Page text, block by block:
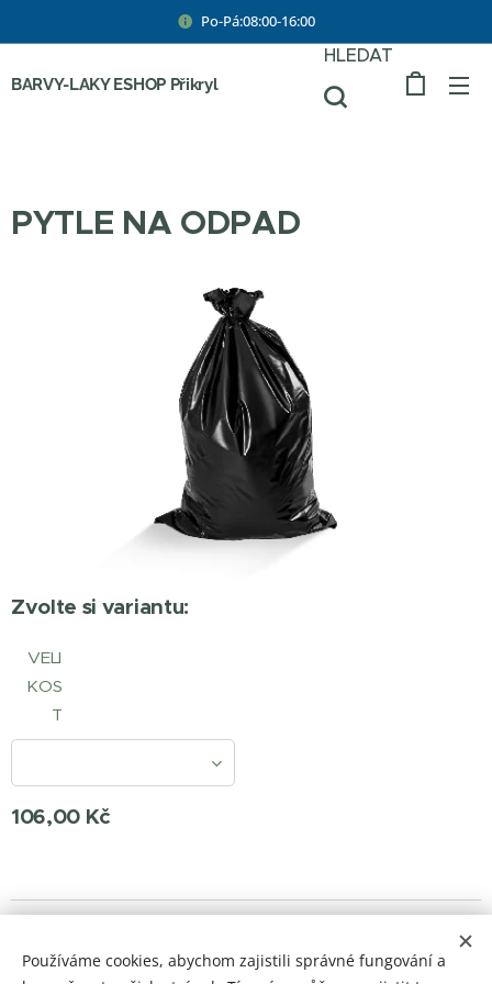
Po-Pá:08:00-16:00
BARVY-LAKY ESHOP Přikryl
HLEDAT
PYTLE NA ODPAD
Zvolte si variantu:
VELI
KOS
T
106,00 Kč
barvylaky.net
Cookies
Používáme cookies, abychom zajistili správné fungování a